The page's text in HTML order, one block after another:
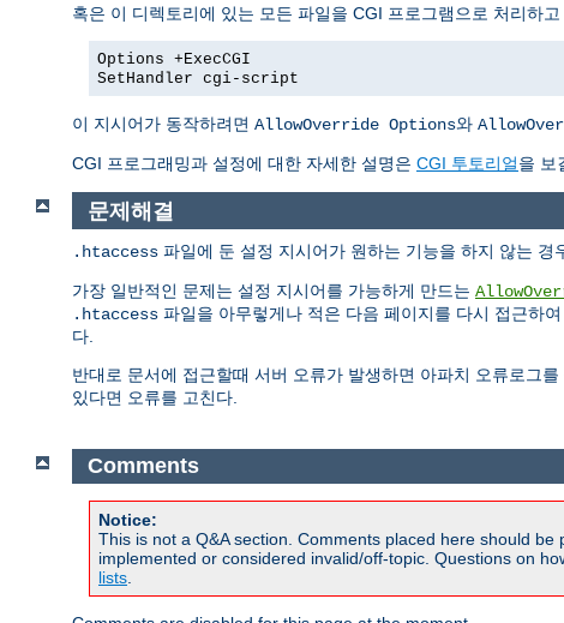
혹은 이 디렉토리에 있는 모든 파일을 CGI 프로그램으로 처리하
Options +ExecCGI
SetHandler cgi-script
이 지시어가 동작하려면 AllowOverride Options와
CGI 프로그래밍과 설정에 대한 자세한 설명은 CGI 투토리얼을 보
문제해결
.htaccess 파일에 둔 설정 지시어가 원하는 기능을 하지 않는 경
가장 일반적인 문제는 설정 지시어를 가능하게 만드는
.htaccess 파일을 아무렇게나 적은 다음 페이지를 다시 접근하
다.
반대로 문서에 접근할때 서버 오류가 발생하면 아파치 오류로그
있다면 오류를 고친다.
Comments
Notice:
This is not a Q&A section. Comments placed here should
implemented or considered invalid/off-topic. Questions on
lists